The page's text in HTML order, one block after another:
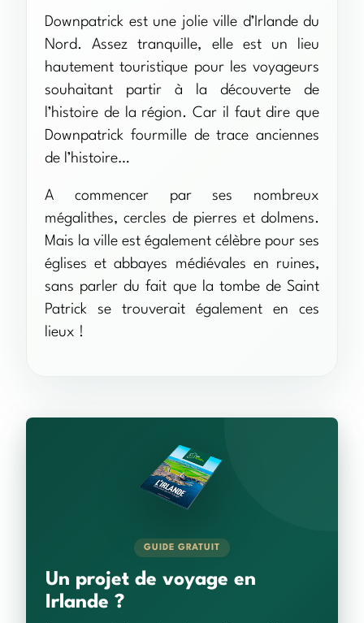
Downpatrick est une jolie ville d’Irlande du
Nord. Assez tranquille, elle est un lieu
hautement touristique pour les voyageurs
souhaitant partir à la découverte de
l’histoire de la région. Car il faut dire que
Downpatrick fourmille de trace anciennes
de l’histoire…
A commencer par ses nombreux
mégalithes, cercles de pierres et dolmens.
Mais la ville est également célèbre pour ses
églises et abbayes médiévales en ruines,
sans parler du fait que la tombe de Saint
Patrick se trouverait également en ces
lieux !
GUIDE GRATUIT
Un projet de voyage en
Irlande ?